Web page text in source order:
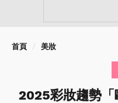
首頁 美妝
2025彩妝趨勢「